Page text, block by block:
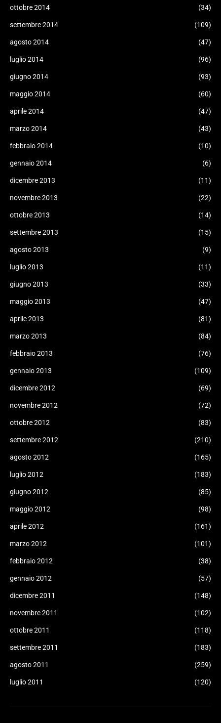
ottobre 2014 (34)
settembre 2014 (109)
agosto 2014 (47)
luglio 2014 (96)
giugno 2014 (93)
maggio 2014 (60)
aprile 2014 (47)
marzo 2014 (43)
febbraio 2014 (10)
gennaio 2014 (6)
dicembre 2013 (11)
novembre 2013 (22)
ottobre 2013 (14)
settembre 2013 (15)
agosto 2013 (9)
luglio 2013 (11)
giugno 2013 (33)
maggio 2013 (47)
aprile 2013 (81)
marzo 2013 (84)
febbraio 2013 (76)
gennaio 2013 (109)
dicembre 2012 (69)
novembre 2012 (72)
ottobre 2012 (83)
settembre 2012 (210)
agosto 2012 (165)
luglio 2012 (183)
giugno 2012 (85)
maggio 2012 (98)
aprile 2012 (161)
marzo 2012 (101)
febbraio 2012 (38)
gennaio 2012 (57)
dicembre 2011 (148)
novembre 2011 (102)
ottobre 2011 (118)
settembre 2011 (183)
agosto 2011 (259)
luglio 2011 (120)